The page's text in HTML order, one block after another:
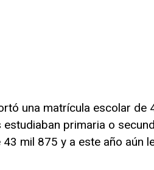
una matrícula escolar de
primaria o
mil 875 y a este año aún